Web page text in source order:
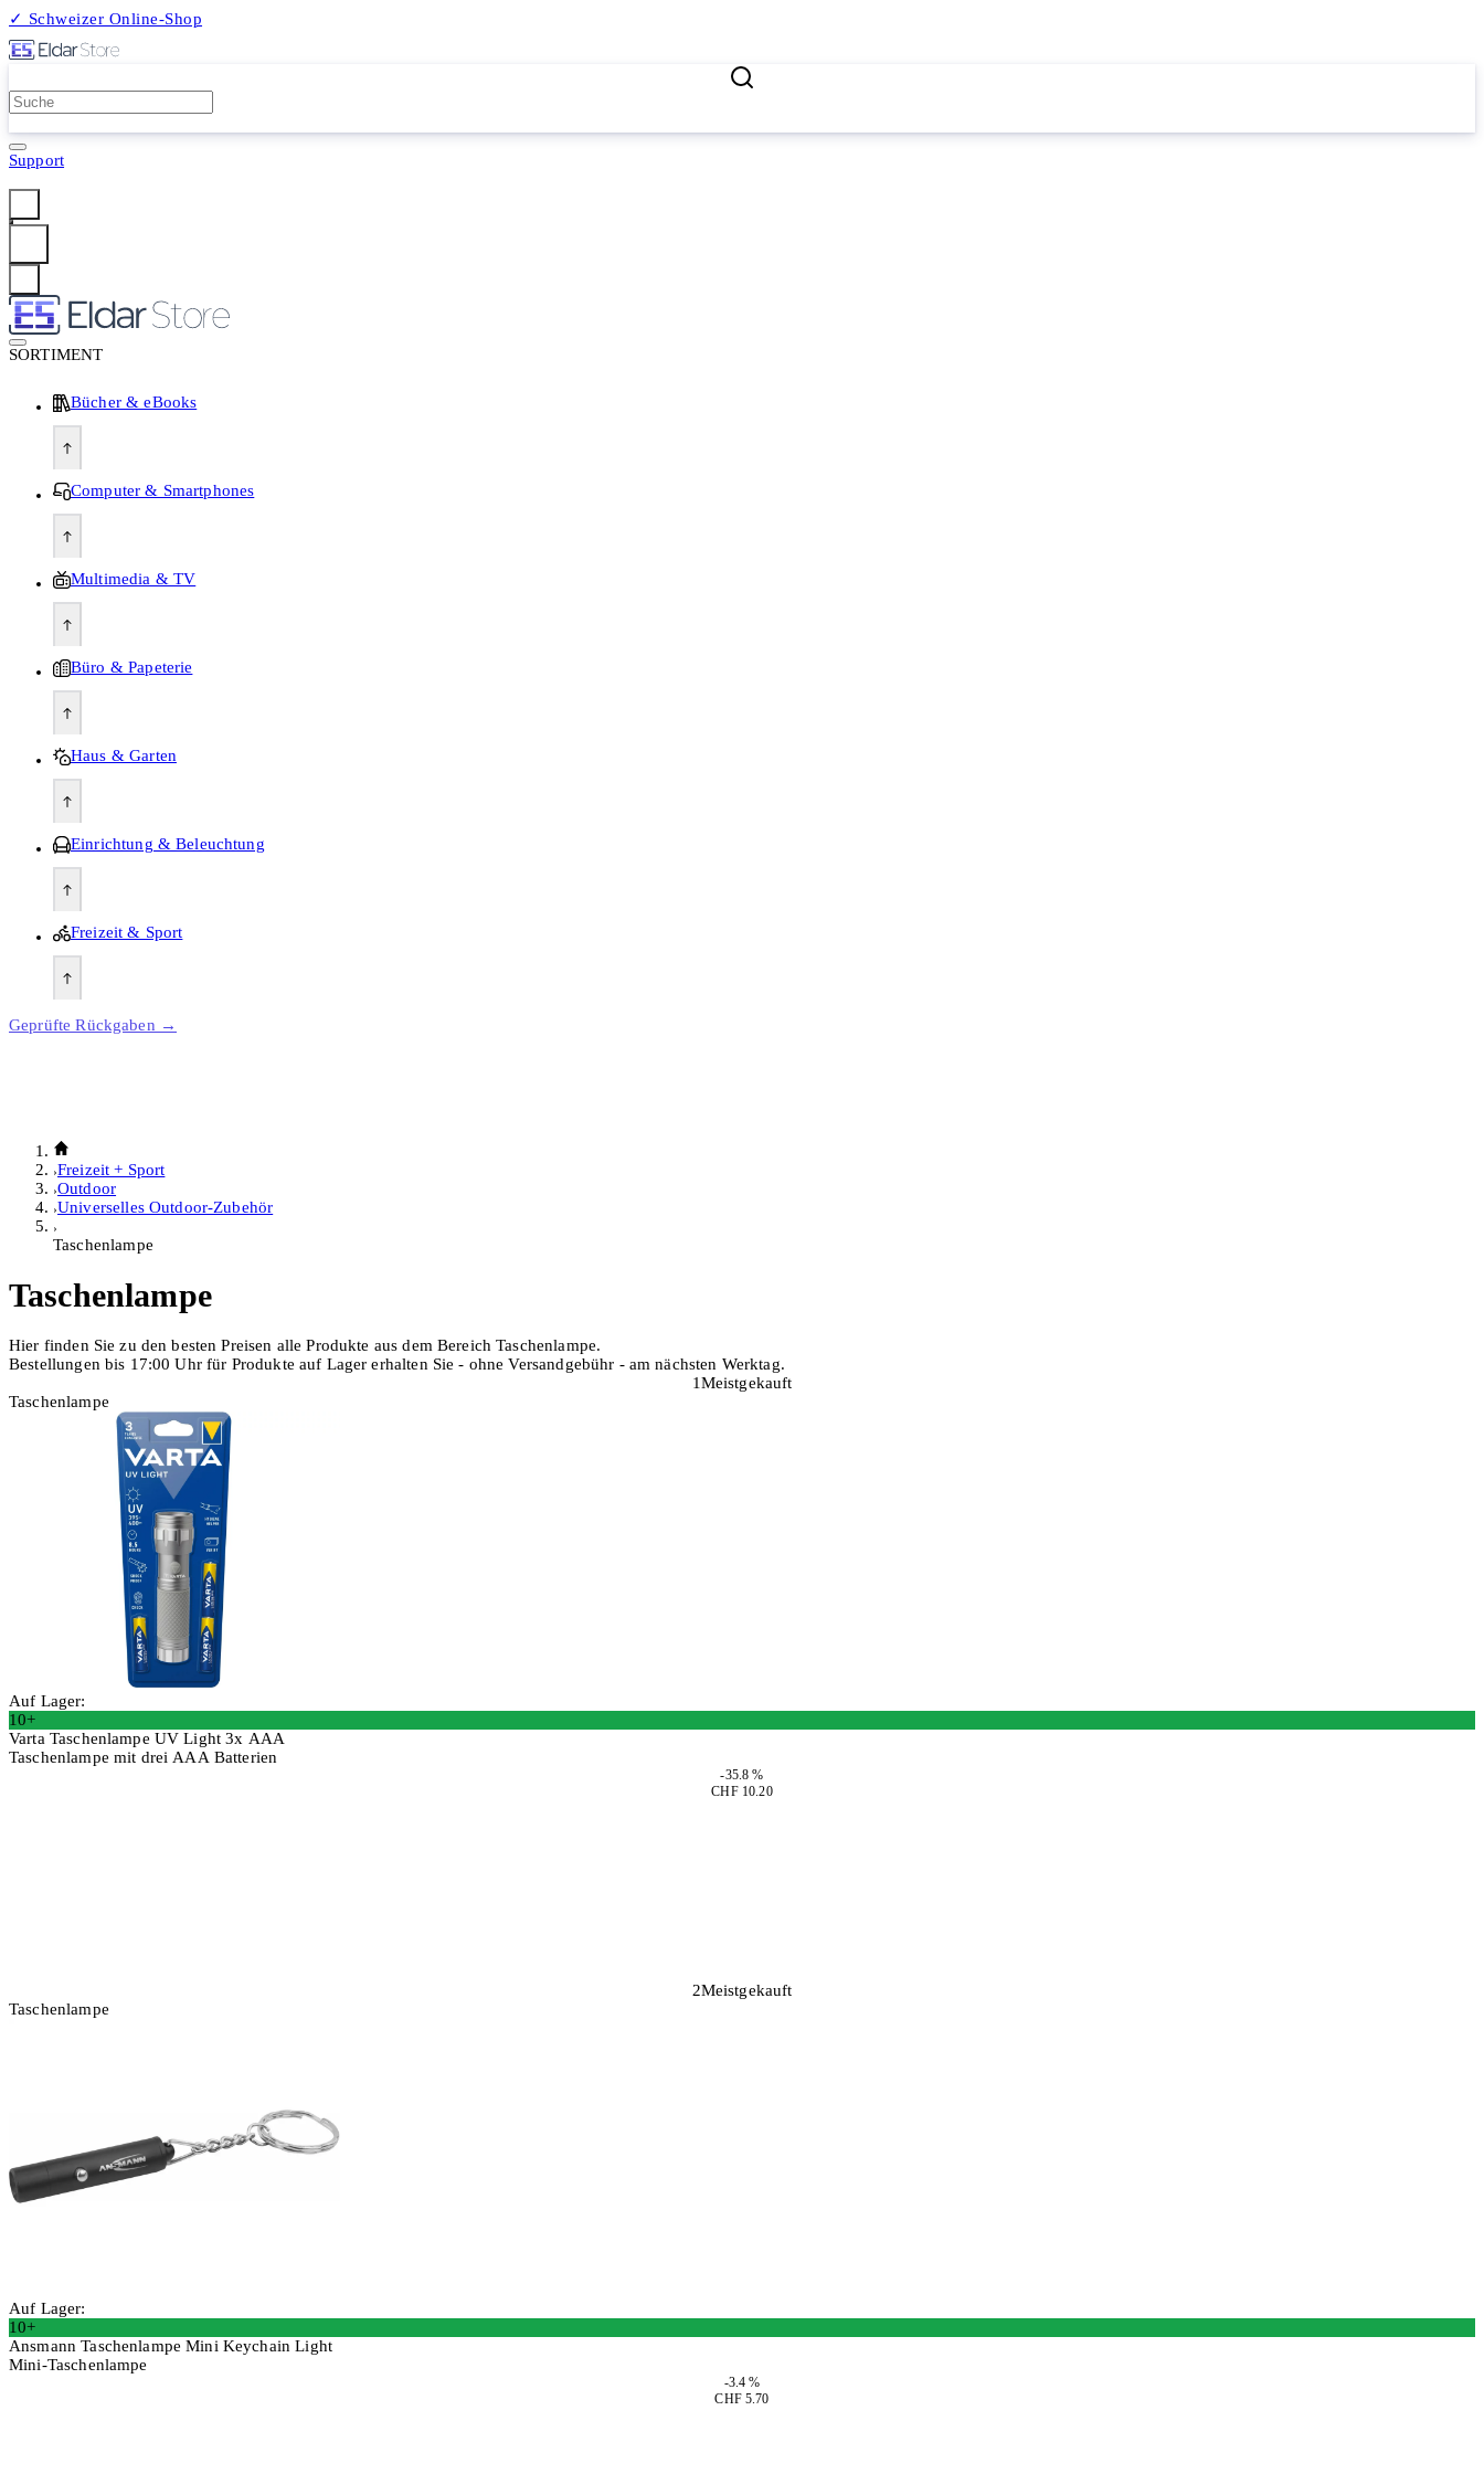
✓ Schweizer Online-Shop
Support
SORTIMENT
Bücher & eBooks
Computer & Smartphones
Multimedia & TV
Büro & Papeterie
Haus & Garten
Einrichtung & Beleuchtung
Freizeit & Sport
Geprüfte Rückgaben →
Freizeit + Sport
Outdoor
Universelles Outdoor-Zubehör
Taschenlampe
Taschenlampe
Hier finden Sie zu den besten Preisen alle Produkte aus dem Bereich Taschenlampe.
Bestellungen bis 17:00 Uhr für Produkte auf Lager erhalten Sie - ohne Versandgebühr - am nächsten Werktag.
1Meistgekauft
Taschenlampe
Auf Lager:
10+
Varta Taschenlampe UV Light 3x AAA
Taschenlampe mit drei AAA Batterien
-35.8 %
CHF 10.20
2Meistgekauft
Taschenlampe
Auf Lager:
10+
Ansmann Taschenlampe Mini Keychain Light
Mini-Taschenlampe
-3.4 %
CHF 5.70